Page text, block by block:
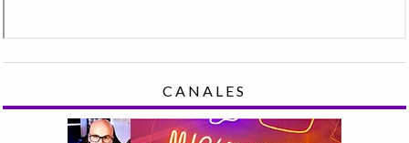
CANALES